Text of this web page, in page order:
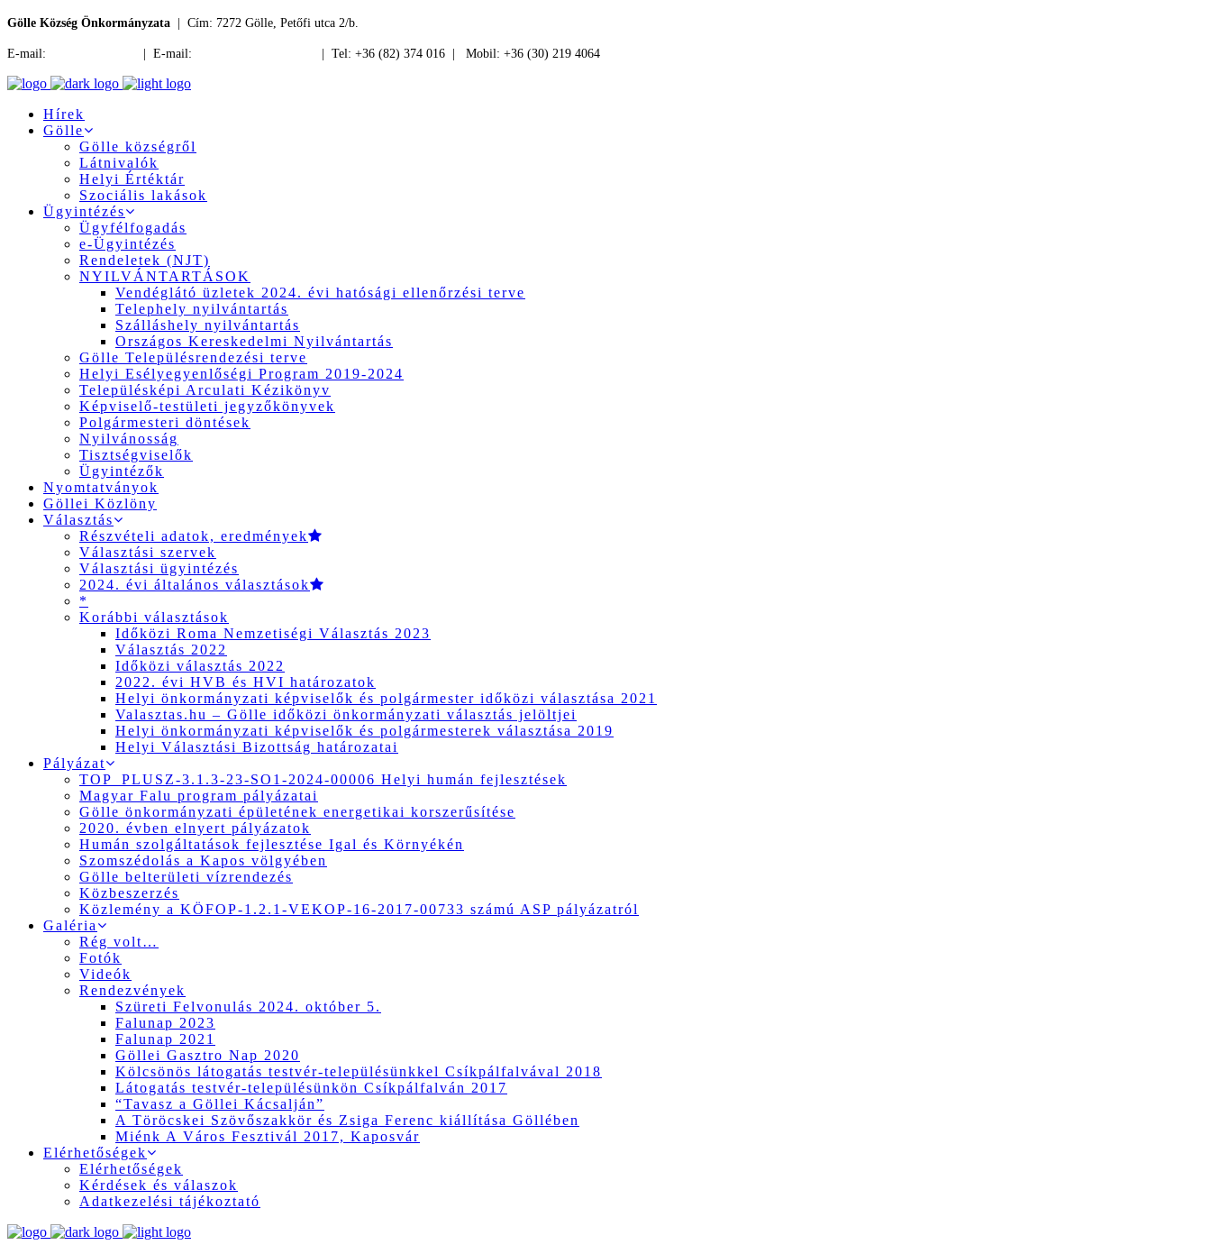
Gölle Község Önkormányzata | Cím: 7272 Gölle, Petőfi utca 2/b.
E-mail: | E-mail: | Tel: +36 (82) 374 016 | Mobil: +36 (30) 219 4064
Hírek
Gölle
Gölle községről
Látnivalók
Helyi Értéktár
Szociális lakások
Ügyintézés
Ügyfélfogadás
e-Ügyintézés
Rendeletek (NJT)
NYILVÁNTARTÁSOK
Vendéglátó üzletek 2024. évi hatósági ellenőrzési terve
Telephely nyilvántartás
Szálláshely nyilvántartás
Országos Kereskedelmi Nyilvántartás
Gölle Településrendezési terve
Helyi Esélyegyenlőségi Program 2019-2024
Településképi Arculati Kézikönyv
Képviselő-testületi jegyzőkönyvek
Polgármesteri döntések
Nyilvánosság
Tisztségviselők
Ügyintézők
Nyomtatványok
Göllei Közlöny
Választás
Részvételi adatok, eredmények
Választási szervek
Választási ügyintézés
2024. évi általános választások
*
Korábbi választások
Időközi Roma Nemzetiségi Választás 2023
Választás 2022
Időközi választás 2022
2022. évi HVB és HVI határozatok
Helyi önkormányzati képviselők és polgármester időközi választása 2021
Valasztas.hu – Gölle időközi önkormányzati választás jelöltjei
Helyi önkormányzati képviselők és polgármesterek választása 2019
Helyi Választási Bizottság határozatai
Pályázat
TOP_PLUSZ-3.1.3-23-SO1-2024-00006 Helyi humán fejlesztések
Magyar Falu program pályázatai
Gölle önkormányzati épületének energetikai korszerűsítése
2020. évben elnyert pályázatok
Humán szolgáltatások fejlesztése Igal és Környékén
Szomszédolás a Kapos völgyében
Gölle belterületi vízrendezés
Közbeszerzés
Közlemény a KÖFOP-1.2.1-VEKOP-16-2017-00733 számú ASP pályázatról
Galéria
Rég volt…
Fotók
Videók
Rendezvények
Szüreti Felvonulás 2024. október 5.
Falunap 2023
Falunap 2021
Göllei Gasztro Nap 2020
Kölcsönös látogatás testvér-településünkkel Csíkpálfalvával 2018
Látogatás testvér-településünkön Csíkpálfalván 2017
“Tavasz a Göllei Kácsalján”
A Töröcskei Szövőszakkör és Zsiga Ferenc kiállítása Göllében
Miénk A Város Fesztivál 2017, Kaposvár
Elérhetőségek
Elérhetőségek
Kérdések és válaszok
Adatkezelési tájékoztató